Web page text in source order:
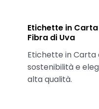
Etichette in
Fibra di Uva
Etichette in Carta
sostenibilità e
alta qualità.